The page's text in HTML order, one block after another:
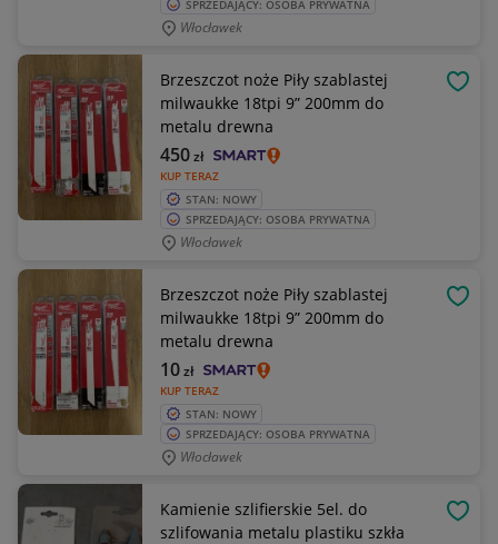
SPRZEDAJĄCY: OSOBA PRYWATNA
Włocławek
Brzeszczot noże Piły szablastej
milwaukke 18tpi 9” 200mm do
metalu drewna
KUP TERAZ
450zł
STAN: NOWY
SPRZEDAJĄCY: OSOBA PRYWATNA
Włocławek
Brzeszczot noże Piły szablastej
milwaukke 18tpi 9” 200mm do
metalu drewna
KUP TERAZ
10zł
STAN: NOWY
SPRZEDAJĄCY: OSOBA PRYWATNA
Włocławek
Kamienie szlifierskie 5el. do
szlifowania metalu plastiku szkła